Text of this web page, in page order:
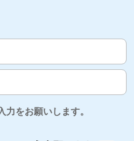
をお願いします。